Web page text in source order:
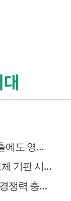
[특징주] LG이노텍, 1분기 최대 매출에도 영업이익 감소…주가 내림세
[르포] LG이노텍 ‘드림팩토리’, 반도체 기판 시장 판도 바꿀까
강민석 LG이노텍 부사장 “FC-BGA 경쟁력 충분···2030년 조단위 매출 목표”